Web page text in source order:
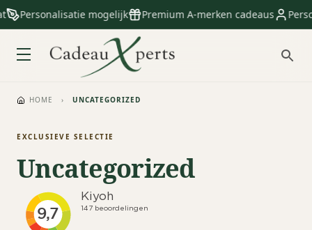
Personalisatie mogelijk Premium A-merken cadeaus
HOME › UNCATEGORIZED
EXCLUSIEVE SELECTIE
Uncategorized